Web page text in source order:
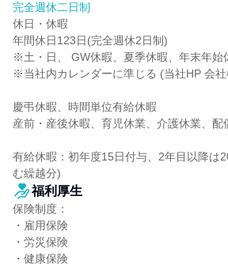
完全週休二日制
休日・休暇
年間休日123日(完全週休2日制)
※土・日、 GW休暇、夏季休暇、年末年始
※当社内カレンダーに準じる (当社HP 会
慶弔休暇、時間単位有給休暇
産前・産後休暇、育児休業、介護休業、配
有給休暇：初年度15日付与、2年目以降は
む繰越分)
福利厚生
保険制度：
・雇用保険
・労災保険
・健康保険